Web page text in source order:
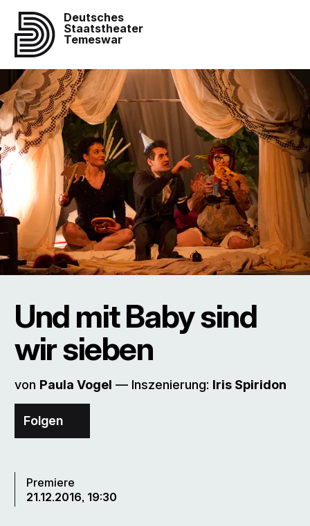
Deutsches
Staatstheater
Temeswar
Und mit Baby sind
wir sieben
von Paula Vogel –– Inszenierung: Iris Spiridon
Folgen
Premiere
21.12.2016, 19:30